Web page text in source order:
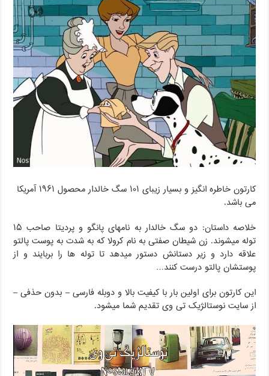
کارتون خاطره انگیز و بسیار زیبای ۱۰۱ سگ خالدار محصول ۱۹۶۱ آمریکا
می باشد.
خلاصه داستان: دو سگ خالدار به نامهای پانگو و پردیتا صاحب ۱۵
توله میشوند. زن شیطان صفتی به نام کرولا که به شدت به پوست پالتو
علاقه دارد و زیر دستانش دستور میدهد تا توله ها را بربایند و از
پوستشان پالتو درست کنند…
این کارتون برای اولین بار با کیفیت بالا و دوبله فارسی – بدون حذفی –
از سایت نوستالژیک تی وی تقدیم شما میشود.